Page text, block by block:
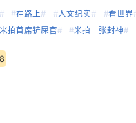
# #在路上# #人文纪实# #看世界
拍首席铲屎官# #米拍一张封神#